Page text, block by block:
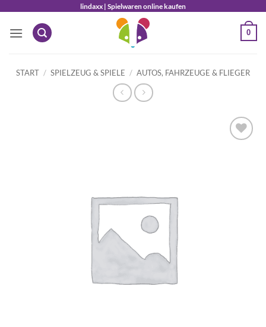
springen
lindaxx | Spielwaren online kaufen
0
START / SPIELZEUG & SPIELE / AUTOS, FAHRZEUGE & FLIEGER